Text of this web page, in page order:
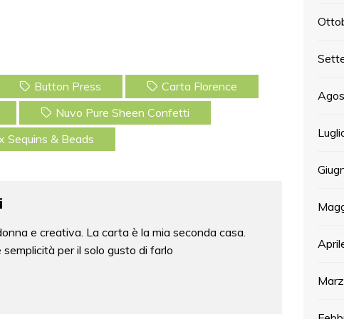
Button Press
Carta Florence
Nuvo Pure Sheen Confetti
Sequins & Beads
e creativa. La carta è la mia seconda casa.
per il solo gusto di farlo